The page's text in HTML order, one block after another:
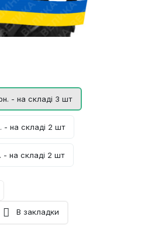
- на складі 3 шт
- на складі 2 шт
- на складі 2 шт
В закладки